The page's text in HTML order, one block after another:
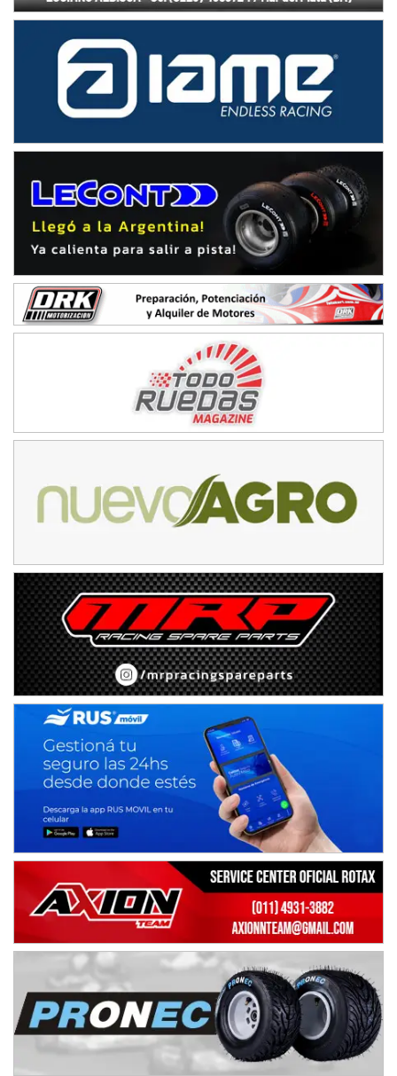
Ciudad de Avellaneda (Asfalto)
Avellaneda (Santa Fe)
SUR SANTAFESINO - F4
José Samuel Sánchez (Tierra)
Juan Navarro (Asfalto)
El Timbó (Tucumán)